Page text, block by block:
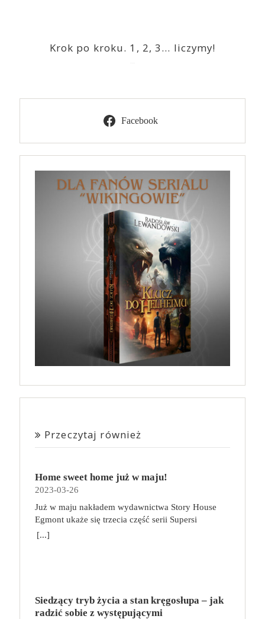
Krok po kroku. 1, 2, 3… liczymy!
Facebook
Przeczytaj również
Home sweet home już w maju!
2023-03-26
Już w maju nakładem wydawnictwa Story House
Egmont ukaże się trzecia część serii Supersi
scenarzysty Frederic Maupome. Ten tom nosi tytuł
przed odkryciem, kim są. W tej serii autorzy
[...]
Siedzący tryb życia a stan kręgosłupa – jak
radzić sobie z występującymi